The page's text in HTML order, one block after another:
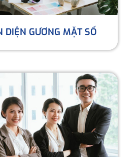
DIỆN GƯƠNG MẶT SỐ